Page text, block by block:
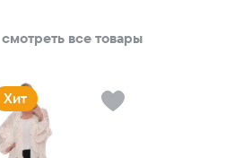
смотреть все товары
Хит